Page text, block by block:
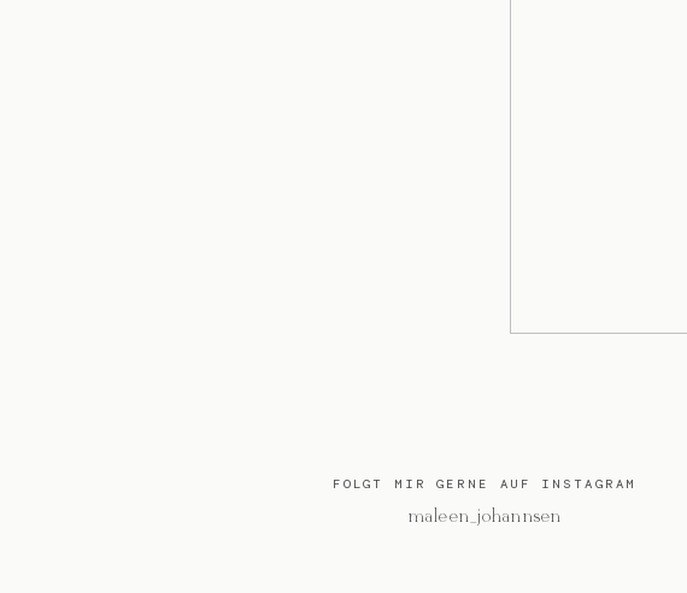
FOLGT MIR GERNE AUF INSTAGRAM
@maleen_johannsen